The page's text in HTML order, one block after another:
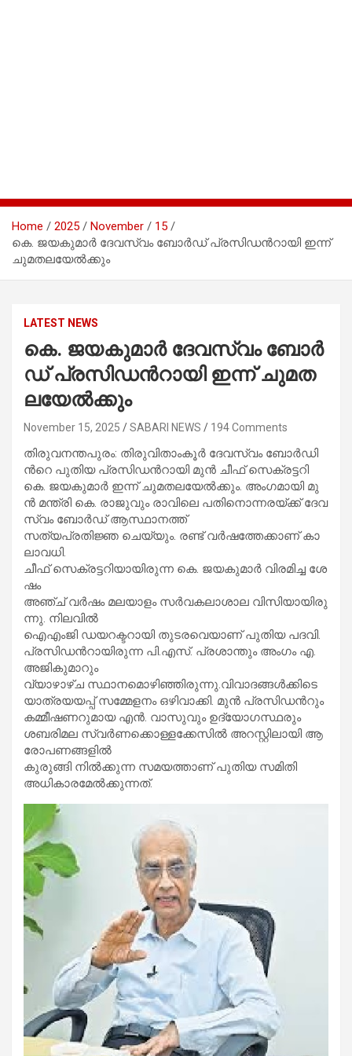
Home 2025 November
15
കെ. ​ജ​യ​കു​മാ​ർ ദേ​വ​സ്വം ബോ​ർ‍​ഡ് പ്ര​സി​ഡ​ന്‍റാ​യി ഇ​ന്ന്
ചു​മ​ത​ല​യേ​ൽ​ക്കും
LATEST NEWS
കെ. ​ജ​യ​കു​മാ​ർ ദേ​വ​സ്വം ബോ​ർ‍​
ഡ് പ്ര​സി​ഡ​ന്‍റാ​യി ഇ​ന്ന് ചു​മ​ത​
ല​യേ​ൽ​ക്കും
November 15, 2025 SABARI NEWS 194 Comments
തി​രു​വ​ന​ന്ത​പു​രം: തി​രു​വി​താം​കൂ​ർ ദേ​വ​സ്വം ബോ​ർ‍​ഡി​
ന്‍റെ പു​തി​യ പ്ര​സി​ഡ​ന്‍റാ​യി മു​ൻ ചീ​ഫ് സെ​ക്ര​ട്ട​റി
കെ. ​ജ​യ​കു​മാ​ർ ഇ​ന്ന് ചു​മ​ത​ല​യേ​ൽ​ക്കും. അം​ഗ​മാ​യി മു​
ൻ മ​ന്ത്രി കെ. ​രാ​ജു​വും രാ​വി​ലെ പ​തി​നൊ​ന്ന​ര​യ്ക്ക് ദേ​വ​
സ്വം ബോ​ർ​ഡ് ആ​സ്ഥാ​ന​ത്ത്
സ​ത്യ​പ്ര​തി​ജ്ഞ ചെ​യ്യും. ര​ണ്ട് വ​ർ​ഷ​ത്തേ​ക്കാ​ണ് കാ​
ലാ​വ​ധി.
ചീ​ഫ് സെ​ക്ര​ട്ട​റി​യാ​യി​രു​ന്ന കെ. ​ജ​യ​കു​മാ​ർ വി​ര​മി​ച്ച ശേ​
ഷം
അ​ഞ്ച് വ​ർ​ഷം മ​ല​യാ​ളം സ​ർ​വ​ക​ലാ​ശാ​ല വി​സി​യാ​യി​രു​
ന്നു. നി​ല​വി​ൽ
ഐ​എം​ജി ഡ​യ​റ​ക്ട​റാ​യി തു​ട​ര​വെ​യാ​ണ് പു​തി​യ പ​ദ​വി.
പ്ര​സി​ഡ​ന്‍റാ​യി​രു​ന്ന പി.​എ​സ്. പ്ര​ശാ​ന്തും അം​ഗം എ. ​
അ​ജി​കു​മാ​റും
വ്യാ​ഴാ​ഴ്ച സ്ഥാ​ന​മൊ​ഴി​ഞ്ഞി​രു​ന്നു.വി​വാ​ദ​ങ്ങ​ൾ​ക്കി​ടെ
യാ​ത്ര​യ​യ​പ്പ് സ​മ്മേ​ള​നം ഒ​ഴി​വാ​ക്കി. മു​ൻ പ്ര​സി​ഡ​ന്‍റും
ക​മ്മീ​ഷ​ണ​റു​മാ​യ എ​ൻ. വാ​സു​വും ഉ​ദ്യോ​ഗ​സ്ഥ​രും
ശ​ബ​രി​മ​ല സ്വ​ർ​ണ​ക്കൊ​ള്ള​ക്കേ​സി​ൽ അ​റ​സ്റ്റി​ലാ​യി ആ​
രോ​പ​ണ​ങ്ങ​ളി​ൽ
കു​രു​ങ്ങി നി​ൽ​ക്കു​ന്ന സ​മ​യ​ത്താ​ണ് പു​തി​യ സ​മി​തി
അ​ധി​കാ​ര​മേ​ൽ​ക്കു​ന്ന​ത്.